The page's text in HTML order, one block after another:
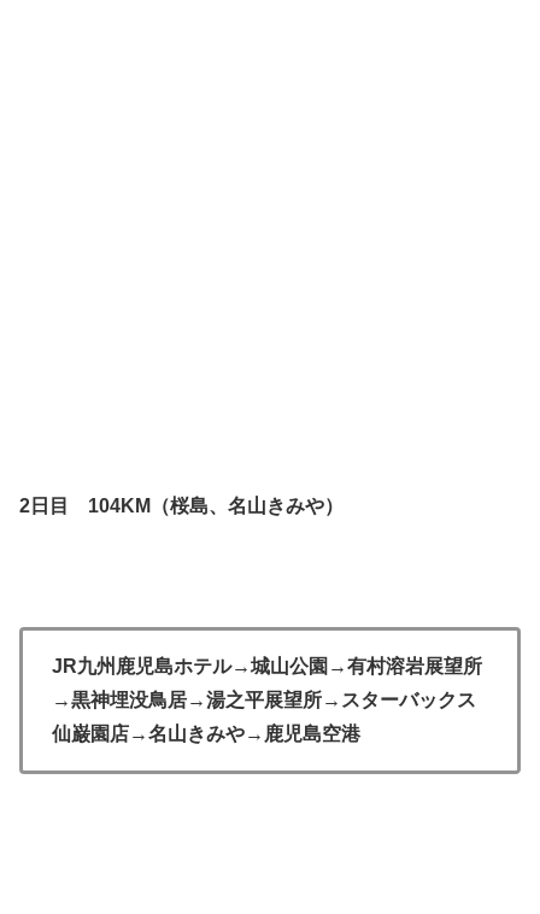
2日目 104KM（桜島、名山きみや）
JR九州鹿児島ホテル→城山公園→有村溶岩展望所
→黒神埋没鳥居→湯之平展望所→スターバックス
仙巌園店→名山きみや→鹿児島空港